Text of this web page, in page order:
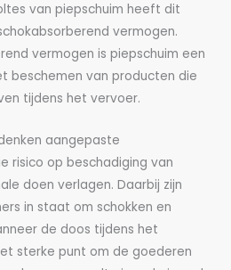
van piepschuim heeft dit
vermogen.
vermogen is piepschuim een
beschemen van producten die
tijdens het vervoer.
aangepaste
risico op beschadiging van
doen verlagen. Daarbij zijn
in staat om schokken en
de doos tijdens het
sterke punt om de goederen